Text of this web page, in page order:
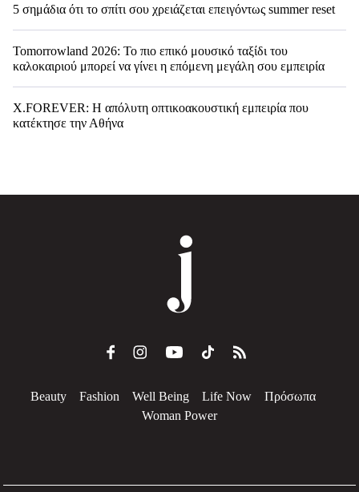
5 σημάδια ότι το σπίτι σου χρειάζεται επειγόντως summer reset
Tomorrowland 2026: Το πιο επικό μουσικό ταξίδι του
καλοκαιριού μπορεί να γίνει η επόμενη μεγάλη σου εμπειρία
X.FOREVER: Η απόλυτη οπτικοακουστική εμπειρία που
κατέκτησε την Αθήνα
Beauty Fashion Well Being Life Now
Πρόσωπα
Woman Power